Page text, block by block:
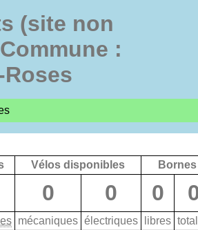
(site non
:
Roses
Vélos disponibles Bornes
0 0 0
mécaniques électriques libres